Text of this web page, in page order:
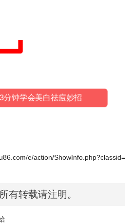
分钟学会美白祛痘妙招
e/action/ShowInfo.php?classid=
有转载请注明。